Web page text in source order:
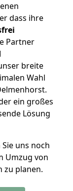
dass ihre
Partner
breite
Wahl
ein großes
Lösung
uns noch
Umzug von
zu planen.